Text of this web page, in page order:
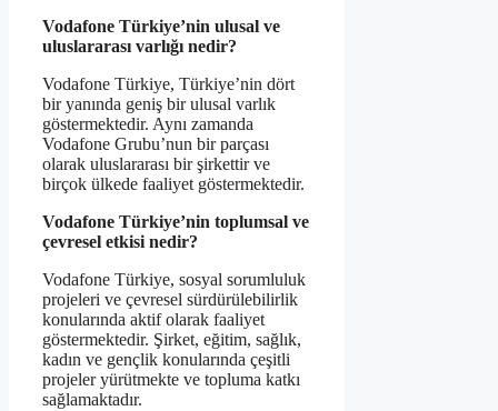
Vodafone Türkiye’nin ulusal ve
uluslararası varlığı nedir?
Vodafone Türkiye, Türkiye’nin dört
bir yanında geniş bir ulusal varlık
göstermektedir. Aynı zamanda
Vodafone Grubu’nun bir parçası
olarak uluslararası bir şirkettir ve
birçok ülkede faaliyet göstermektedir.
Vodafone Türkiye’nin toplumsal ve
çevresel etkisi nedir?
Vodafone Türkiye, sosyal sorumluluk
projeleri ve çevresel sürdürülebilirlik
konularında aktif olarak faaliyet
göstermektedir. Şirket, eğitim, sağlık,
kadın ve gençlik konularında çeşitli
projeler yürütmekte ve topluma katkı
sağlamaktadır.